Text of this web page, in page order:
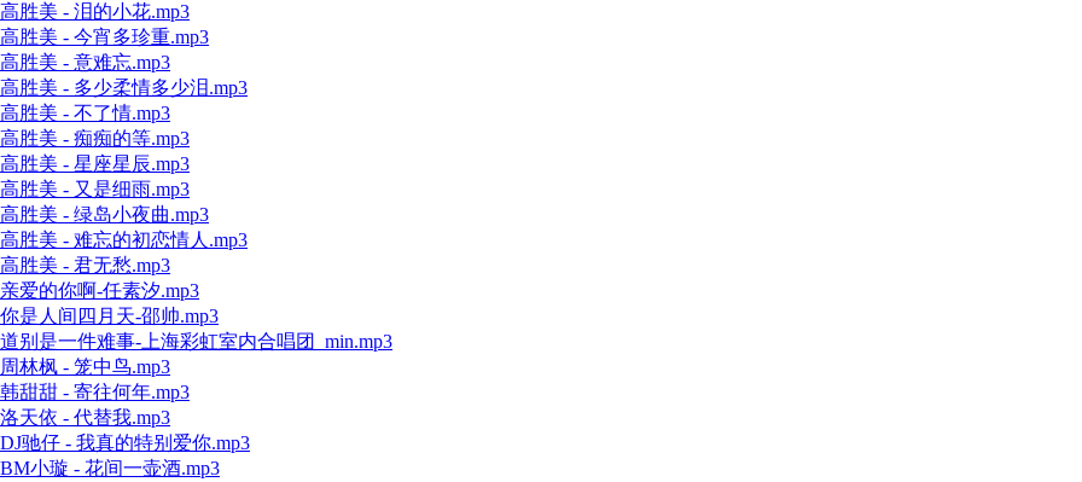
高胜美 - 泪的小花.mp3
高胜美 - 今宵多珍重.mp3
高胜美 - 意难忘.mp3
高胜美 - 多少柔情多少泪.mp3
高胜美 - 不了情.mp3
高胜美 - 痴痴的等.mp3
高胜美 - 星座星辰.mp3
高胜美 - 又是细雨.mp3
高胜美 - 绿岛小夜曲.mp3
高胜美 - 难忘的初恋情人.mp3
高胜美 - 君无愁.mp3
亲爱的你啊-任素汐.mp3
你是人间四月天-邵帅.mp3
道别是一件难事-上海彩虹室内合唱团_min.mp3
周林枫 - 笼中鸟.mp3
韩甜甜 - 寄往何年.mp3
洛天依 - 代替我.mp3
DJ驰仔 - 我真的特别爱你.mp3
BM小璇 - 花间一壶酒.mp3